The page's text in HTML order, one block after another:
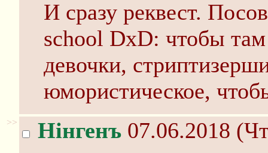
И сразу реквест.
school DxD: чтобы
девочки,
юмористическое,
>> Нінгенъ 07.06.2018